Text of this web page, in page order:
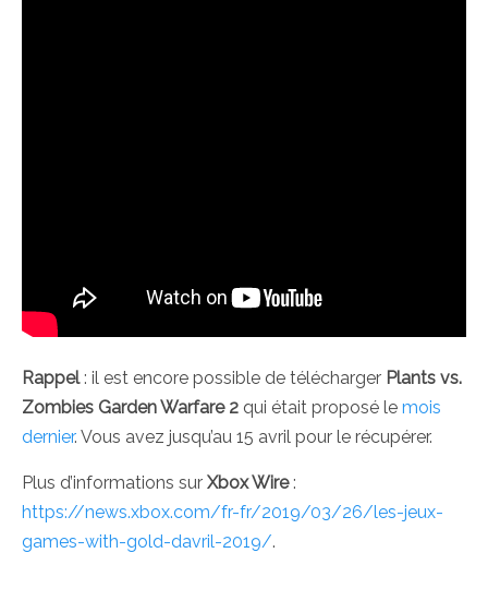
Rappel: il est encore possible de télécharger Plants vs.
Zombies Garden Warfare 2 qui était proposé le mois
dernier. Vous avez jusqu’au 15 avril pour le récupérer.
Plus d’informations sur Xbox Wire:
https://news.xbox.com/fr-fr/2019/03/26/les-jeux-
games-with-gold-davril-2019/.